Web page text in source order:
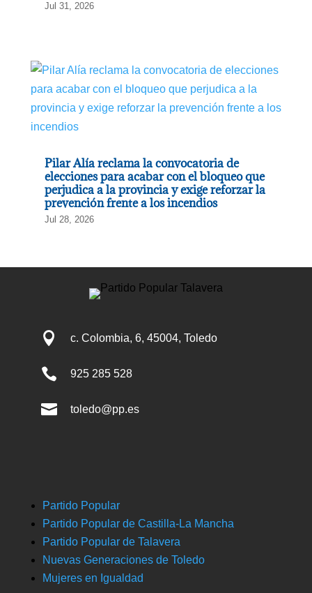
Jul 31, 2026
Pilar Alía reclama la convocatoria de
elecciones para acabar con el bloqueo que
perjudica a la provincia y exige reforzar la
prevención frente a los incendios
Jul 28, 2026
 c. Colombia, 6, 45004, Toledo
 925 285 528
 toledo@pp.es
Partido Popular
Partido Popular de Castilla-La Mancha
Partido Popular de Talavera
Nuevas Generaciones de Toledo
Mujeres en Igualdad